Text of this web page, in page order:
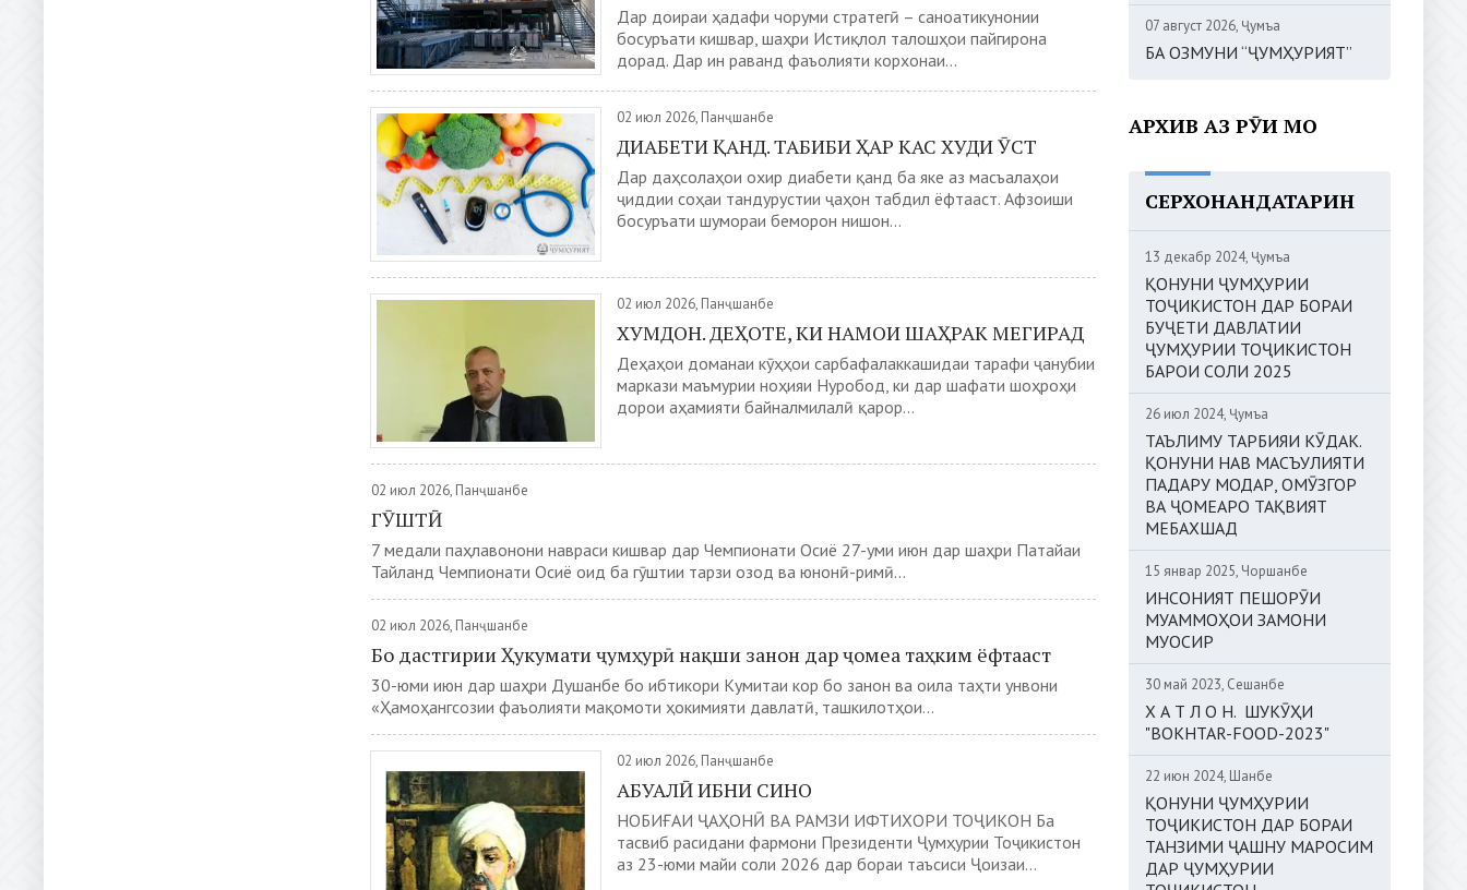
Дар доираи ҳадафи чоруми стратегӣ – саноатикунонии
босуръати кишвар, шаҳри Истиқлол талошҳои пайгирона
дорад. Дар ин раванд фаъолияти корхонаи...
02 июл 2026, Панҷшанбе
ДИАБЕТИ ҚАНД. ТАБИБИ ҲАР КАС ХУДИ ӮСТ
Дар даҳсолаҳои охир диабети қанд ба яке аз масъалаҳои
ҷиддии соҳаи тандурустии ҷаҳон табдил ёфтааст. Афзоиши
босуръати шумораи беморон нишон...
02 июл 2026, Панҷшанбе
ХУМДОН. ДЕҲОТЕ, КИ НАМОИ ШАҲРАК МЕГИРАД
Деҳаҳои доманаи кӯҳҳои сарбафалаккашидаи тарафи ҷанубии
маркази маъмурии ноҳияи Нуробод, ки дар шафати шоҳроҳи
дорои аҳамияти байналмилалӣ қарор...
02 июл 2026, Панҷшанбе
ГӮШТӢ
7 медали паҳлавонони навраси кишвар дар Чемпионати Осиё 27-уми июн дар шаҳри Патайаи
Тайланд Чемпионати Осиё оид ба гӯштии тарзи озод ва юнонӣ-римӣ...
02 июл 2026, Панҷшанбе
Бо дастгирии Ҳукумати ҷумҳурӣ нақши занон дар ҷомеа таҳким ёфтааст
30-юми июн дар шаҳри Душанбе бо ибтикори Кумитаи кор бо занон ва оила таҳти унвони
«Ҳамоҳангсозии фаъолияти мақомоти ҳокимияти давлатӣ, ташкилотҳои...
02 июл 2026, Панҷшанбе
АБУАЛӢ ИБНИ СИНО
НОБИҒАИ ҶАҲОНӢ ВА РАМЗИ ИФТИХОРИ ТОҶИКОН Ба
тасвиб расидани фармони Президенти Ҷумҳурии Тоҷикистон
аз 23-юми майи соли 2026 дар бораи таъсиси Ҷоизаи...
07 август 2026, Ҷумъа
БА ОЗМУНИ “ҶУМҲУРИЯТ”
АРХИВ АЗ РӮИ МОҲ
СЕРХОНАНДАТАРИН
13 декабр 2024, Ҷумъа
ҚОНУНИ ҶУМҲУРИИ
ТОҶИКИСТОН ДАР БОРАИ
БУҶЕТИ ДАВЛАТИИ
ҶУМҲУРИИ ТОҶИКИСТОН
БАРОИ СОЛИ 2025
26 июл 2024, Ҷумъа
ТАЪЛИМУ ТАРБИЯИ КӮДАК.
ҚОНУНИ НАВ МАСЪУЛИЯТИ
ПАДАРУ МОДАР, ОМӮЗГОР
ВА ҶОМЕАРО ТАҚВИЯТ
МЕБАХШАД
15 январ 2025, Чоршанбе
ИНСОНИЯТ ПЕШОРӮИ
МУАММОҲОИ ЗАМОНИ
МУОСИР
30 май 2023, Сешанбе
Х А Т Л О Н. ШУКӮҲИ
"BOKHTAR-FOOD-2023"
22 июн 2024, Шанбе
ҚОНУНИ ҶУМҲУРИИ
ТОҶИКИСТОН ДАР БОРАИ
ТАНЗИМИ ҶАШНУ МАРОСИМ
ДАР ҶУМҲУРИИ